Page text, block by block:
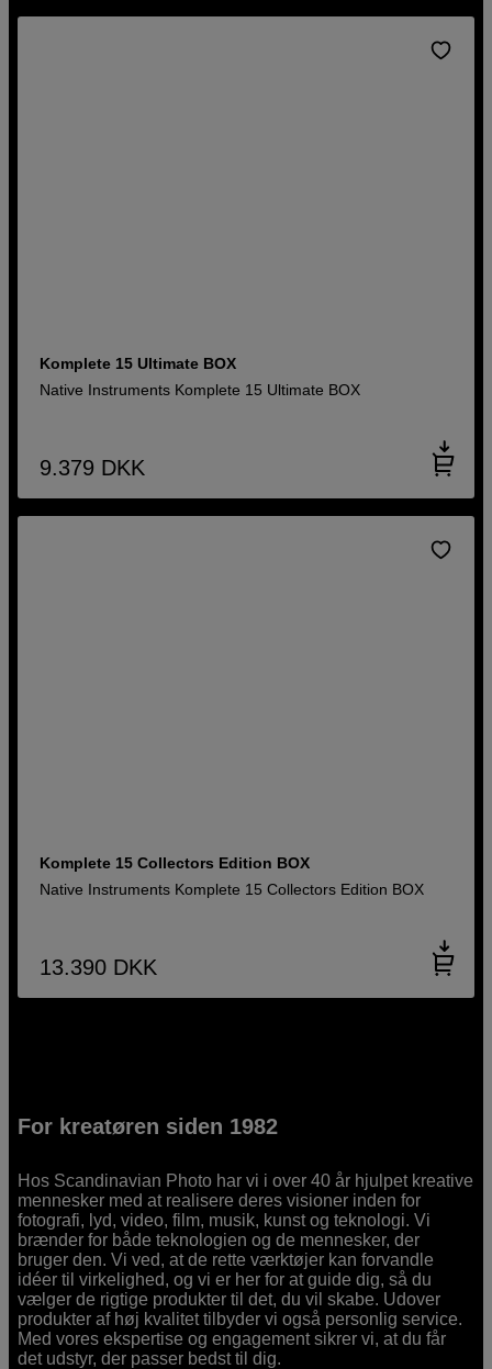
Komplete 15 Ultimate BOX
Native Instruments Komplete 15 Ultimate BOX
9.379 DKK
Komplete 15 Collectors Edition BOX
Native Instruments Komplete 15 Collectors Edition BOX
13.390 DKK
For kreatøren siden 1982
Hos Scandinavian Photo har vi i over 40 år hjulpet kreative
mennesker med at realisere deres visioner inden for
fotografi, lyd, video, film, musik, kunst og teknologi. Vi
brænder for både teknologien og de mennesker, der
bruger den. Vi ved, at de rette værktøjer kan forvandle
idéer til virkelighed, og vi er her for at guide dig, så du
vælger de rigtige produkter til det, du vil skabe. Udover
produkter af høj kvalitet tilbyder vi også personlig service.
Med vores ekspertise og engagement sikrer vi, at du får
det udstyr, der passer bedst til dig.